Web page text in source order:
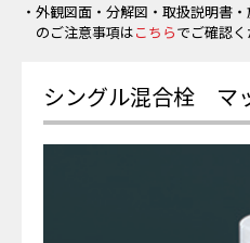
・外観図面・分解図・取扱説明書
のご注意事項はこちらでご確認く
シングル混合栓 マ